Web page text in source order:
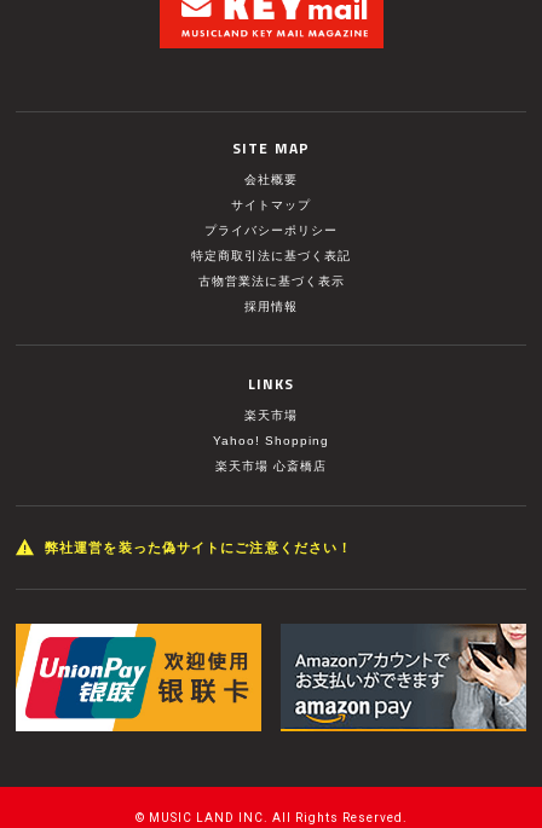
SITE MAP
会社概要
サイトマップ
プライバシーポリシー
特定商取引法に基づく表記
古物営業法に基づく表示
採用情報
LINKS
楽天市場
Yahoo! Shopping
楽天市場 心斎橋店
弊社運営を装った偽サイトにご注意ください！
© MUSIC LAND INC. All Rights Reserved.